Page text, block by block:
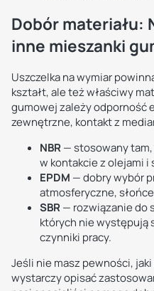
Dobór materiału:
inne mieszanki
Uszczelka na wymiar
kształt, ale też właściwy
gumowej zależy odporność
zewnętrzne, kontakt z
NBR — stosowany tam,
w kontakcie z olejami i
EPDM — dobry wybór
atmosferyczne,
SBR — rozwiązanie do
których nie występują
czynniki pracy.
Jeśli nie masz pewności,
wystarczy opisać